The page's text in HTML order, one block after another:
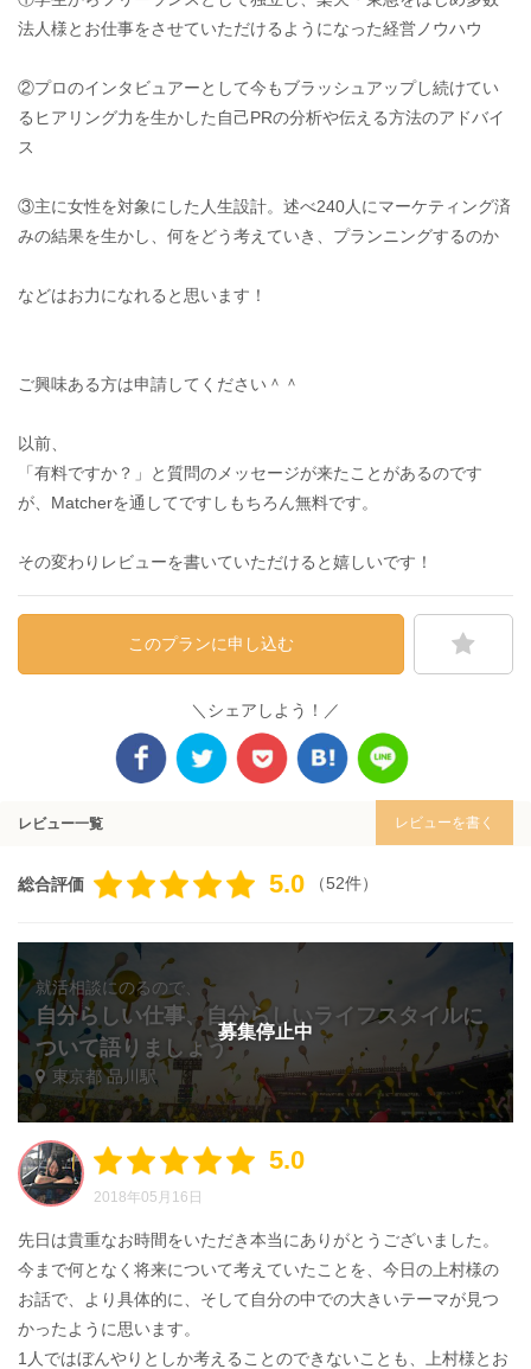
法人様とお仕事をさせていただけるようになった経営ノウハウ
②プロのインタビュアーとして今もブラッシュアップし続けてい
るヒアリング力を生かした自己PRの分析や伝える方法のアドバイ
ス
③主に女性を対象にした人生設計。述べ240人にマーケティング済
みの結果を生かし、何をどう考えていき、プランニングするのか
などはお力になれると思います！
ご興味ある方は申請してください＾＾
以前、
「有料ですか？」と質問のメッセージが来たことがあるのです
が、Matcherを通してですしもちろん無料です。
その変わりレビューを書いていただけると嬉しいです！
このプランに申し込む
＼シェアしよう！／
レビュー一覧 レビューを書く
総合評価 5.0 （52件）
就活相談にのるので、
自分らしい仕事、自分らしいライフスタイルに
ついて語りましょう
東京都 品川駅
募集停止中
5.0
2018年05月16日
先日は貴重なお時間をいただき本当にありがとうございました。
今まで何となく将来について考えていたことを、今日の上村様の
お話で、より具体的に、そして自分の中での大きいテーマが見つ
かったように思います。
1人ではぼんやりとしか考えることのできないことも、上村様とお